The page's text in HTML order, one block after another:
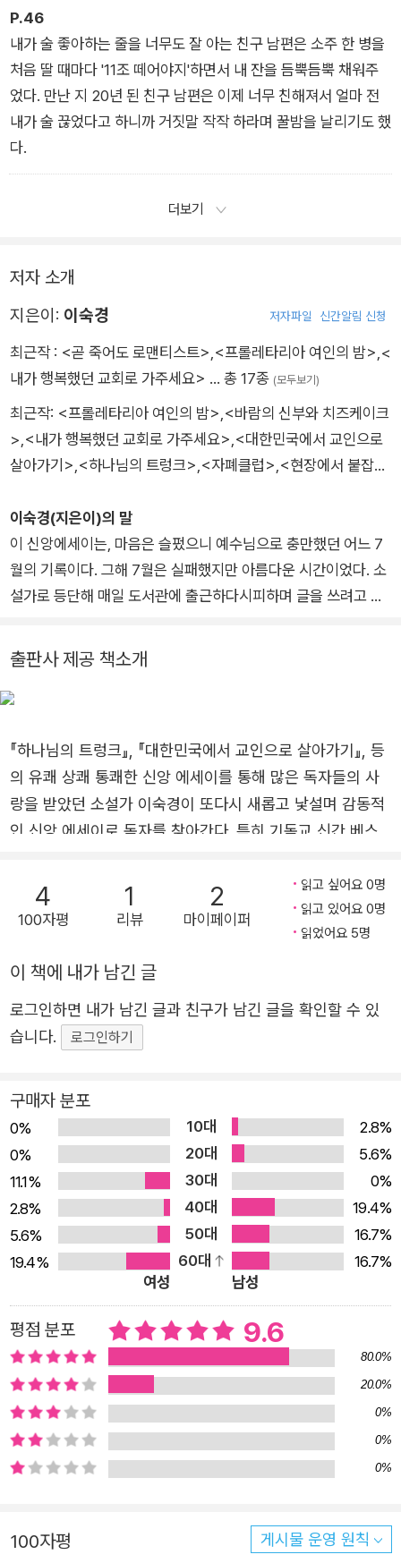
계 댔고, 일한다고 핑계 댔고, 아프다고 핑계 댔고, 몸이 불편한
남편을 핑계 댔다.
오랜만에 교회에 가면 낯설었다. 설교는 구태의연해 보이고, 예배
는 지루했다. 눈 감고 예배당에 앉으면 한숨이 나왔다. 주님... 그
것이 기도인지 푸념인지 한숨인지 나도 모르겠다.
충격이었다. 연합 속회 날이면 원근각처에서 온 속회원들로 꽉 찼
앉아계셨다. 순간, 눈물이 왈칵 솟았다. 내가 서서히 교회에서 발
라 다른 교인들도 교회와 멀어지고 있구나. 찜해 놓은 자리를 차
지하려고 일찍부터 와서 예배를 기다리던 수많은 교인들은 다 어
디로 가셨나. 마당에서 로비에서 지하 가나홀에서 식당에서 떠들
을까.
내가 행복했던 교회는 어디로 갔을까?
지난 2007년, <어게인 1907>이라는 캠페인을 벌인 적이 있다.
오래전 평양 대 부흥 운동의 시절처럼 성령의 불이 붓는 시절로
돌아가자는 의미였을 테지만 불행히 그렇게 ‘어게인’이 오지는 않
았다. 아마, 앞으로도 그럴 것이다. 어쩌면 온라인의 활성화가 교
신학 서적과 각종 인문학에 빠져 살았고, 온라인으로 진행되는 각
곳의 유명 신학자의 강의까지 일체의 가감 없이 영상을 볼 수 있
부흥을 어떻게 규명하느냐가 관건이겠지만.
신동엽 시인의 「껍데기는 가라」는 시가 있다. 나는 이런 신앙의
르는 리얼 크리스천들로 채워질 것이라 믿는다. 바알을 섬기지 않
은 자 7천 명을 남겨두었듯 말이다.
예수님이 막 한국에서 떠나려고 하신다는 우스갯소리를 들었다.
는지, 아직 안 떠나시고 공항에서 출국 준비를 하고 계시는지 잘
모르겠다. 예수님만 떠나려고 하실까? 내 주변에도 교회를 떠난
은 교회를 떠나고 싶기 때문이다.
바울이 미친 듯이 선교의 지경을 넓혀갔던 터키 지방의 수많은 교
회들이 지금은 몇 개의 돌덩이와 함께 ‘교회 터’로만 남은 것을 내
눈으로 똑똑하게 보면서 하나님의 교회는 영원하다는 환상을 버
렸다.
하지만 하나님은 언제나 회복의 기회를 주신다. 나는 분명히 확신
한다. 우리는 그렇게 죽어있는 듯하지만 살아있고, 고요한 듯 보
이지만 내면이 활성화되어 있다. 코로나 이후 오히려 활성화된 온
라인 소그룹 성경 모임이나 신구약 통독 프로젝트를 봐도 알 수
있다. 하나님은 우리를 일으켜 세우실 것이다. 누가 뭐래도 우리
는 예수로 하나 된 믿음의 형제들이니까.
그러던 중 책을 발간해야 할 사정이 생겼다. 한국예술인복지재단
에서 창작준비지원금 수혜를 받게 되어 결과물로 책을 제출해야
하는 상황이 되었던 것. 장편소설을 낼까, 소설집을 낼까, 에세이
고가 세상에 나오게 되니 쑥스럽기도 하고 기쁘기도 하다.
P.46
내가 술 좋아하는 줄을 너무도 잘 아는 친구 남편은 소주 한 병을
처음 딸 때마다 '11조 떼어야지'하면서 내 잔을 듬뿍듬뿍 채워주
었다. 만난 지 20년 된 친구 남편은 이제 너무 친해져서 얼마 전
내가 술 끊었다고 하니까 거짓말 작작 하라며 꿀밤을 날리기도 했
다.
더보기
저자 소개
지은이: 이숙경 저자파일 신간알림 신청
최근작 : <곧 죽어도 로맨티스트> <프롤레타리아 여인의 밤> <
내가 행복했던 교회로 가주세요> … 총 17종 (모두보기)
최근작: <프롤레타리아 여인의 밤>,<바람의 신부와 치즈케이크
>,<내가 행복했던 교회로 가주세요>,<대한민국에서 교인으로
살아가기>,<하나님의 트렁크>,<자폐클럽>,<현장에서 붙잡힌
<사인사색>... 총11종(모두보기) 곧 작가 폐업할 예정인 소설가.
에세이스트. 한글을 제대로 알기 전인 미취학아동시절부터 이야
기를 만드는 사람이 되겠다고 결심한 이래, 학창시절 내내 이런저
런 글 관련 상을 휩쓸면서 보냈지만 아버지 사업실패로 질풍노도
일신문, 경남신문 신춘문예에 당선. 하지만 곧이어 하우스 푸어와
파산의 길고긴 터널을 통과하며 어영부영 10번째 책을 출간. 가
을 쯤 정리하는 마음으로 에세이 하나 더 발간한 후 폐업할 예정.
신문 신춘문예 소설 당선으로 작품 활동 시작. 2009년, 2018년,
2023년 경기문화재단 창작 지원 및 예술지원 선정. 2023년 아
르코 문학 창작기금 선정. 장편소설 『프롤레타리아 여인의 밤』 소
설집 『유라의 결혼식』, 『1944, 테러리스트, 첼로』 산문집 『바람
으로 살아가기』, 『내가 행복했던 교회로 가주세요』, 『자폐클럽』,
『현장에서 붙잡힌 여인이 가로되』 등이 있다.
이숙경(지은이)의 말
이 신앙에세이는, 마음은 슬펐으니 예수님으로 충만했던 어느 7
월의 기록이다. 그해 7월은 실패했지만 아름다운 시간이었다. 소
설가로 등단해 매일 도서관에 출근하다시피하며 글을 쓰려고 했
나 완성하지 못하고 고통 받을 때였다. 정말 숨기고 싶은 이야기
도 많았지만, 있는 그대로 솔직하게 썼다. 매일 하루의 삶을 원고
지 스무 장씩 서른 장씩 한 달 동안 꾸밈없이 일기 쓰듯 써내려 간
있고 교인들도 펄펄 살아있던 시절의 역사기록물이 될지도 모르
겠다. 왜냐하면... 그런 시절이 다시는 오지 않을 것을 알기 때문
이다.
출판사 제공 책소개
『하나님의 트렁크』, 『대한민국에서 교인으로 살아가기』, 등
의 유쾌 상쾌 통쾌한 신앙 에세이를 통해 많은 독자들의 사
랑을 받았던 소설가 이숙경이 또다시 새롭고 낯설며 감동적
인 신앙 에세이로 독자를 찾아간다. 특히 기독교 신간 베스
기』는 기독교 신자보다 목회자들의 반응이 더 뜨거웠던 것
은 의외였다. ‘권사님이 우리 교회 교인 아닌 것을 다행이라
고 생각했다’는 문자부터 ‘평신도 설교를 읽고 목회를 그만
두어야 하지 않나 하는 생각까지 들었다’는 어느 목회자의
감동적이라는 진리를 깨닫게 해 준 뜨거운 독후감이 도처에
서 날아들었다. 편집자로서 이에 자부심을 느낀다. 실패한
교회의 교인과 목회자들에게 적지 않은 영향을 미치고 있고,
계속 미칠 것이라는 예감은 틀리지 않을 것이다. 장을 넘길
때마다 웃음이 터져 나오는 유머에는 하나님을 향한, 교회를
향한, 교인을 향한 사랑이 따뜻하게 수놓아져 있다. 그것들
은 신앙의 신비이며 아무나 맛볼 수 없는 신앙의 비밀이기도
하다. 미국에 앤 라모트가 있다면, 일본에 미우라 아야꼬가
있다면 이제 한국에는 이숙경 작가가 있다.
4
100자평
1
리뷰
2
마이페이퍼
읽고 싶어요 0명
읽고 있어요 0명
읽었어요 5명
이 책에 내가 남긴 글
로그인하면 내가 남긴 글과 친구가 남긴 글을 확인할 수 있
습니다.
로그인하기
구매자 분포
0% 10대
2.8%
0%
20대
5.6%
11.1%
30대
0%
2.8%
40대
19.4%
5.6%
50대
16.7%
19.4%
60대 16.7%
여성 남성
평점 분포 9.6
80.0%
20.0%
0%
0%
0%
100자평 게시물 운영 원칙